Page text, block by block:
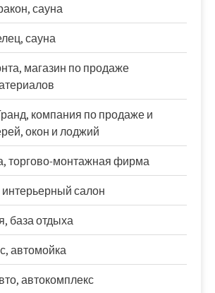
сауна
сауна
магазин по продаже
компания по продаже и
окон и лоджий
торгово-монтажная фирма
салон
база отдыха
автомойка
автокомплекс